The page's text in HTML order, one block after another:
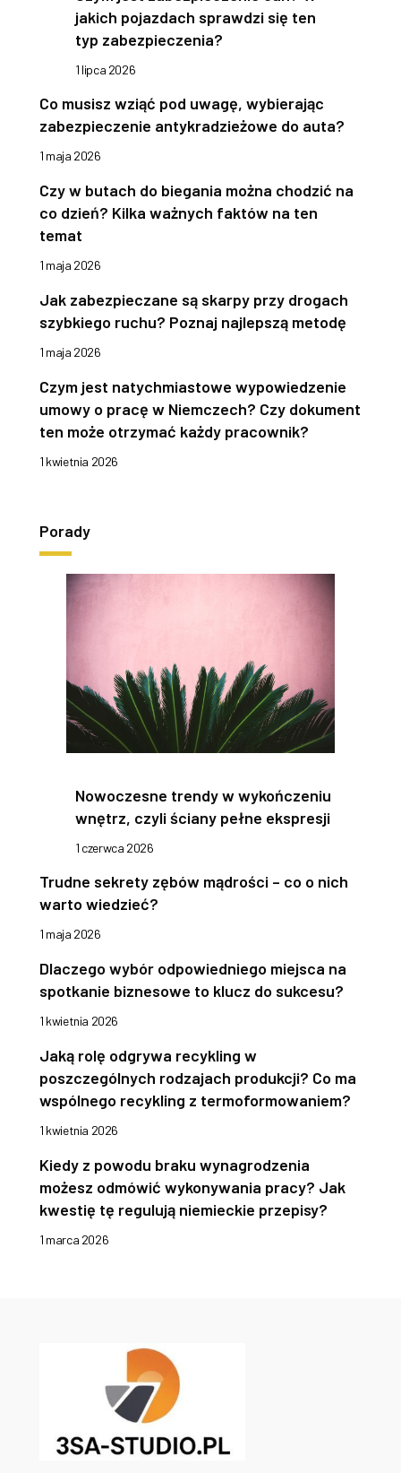
jakich pojazdach sprawdzi się ten
typ zabezpieczenia?
1 lipca 2026
Co musisz wziąć pod uwagę, wybierając
zabezpieczenie antykradzieżowe do auta?
1 maja 2026
Czy w butach do biegania można chodzić na
co dzień? Kilka ważnych faktów na ten
temat
1 maja 2026
Jak zabezpieczane są skarpy przy drogach
szybkiego ruchu? Poznaj najlepszą metodę
1 maja 2026
Czym jest natychmiastowe wypowiedzenie
umowy o pracę w Niemczech? Czy dokument
ten może otrzymać każdy pracownik?
1 kwietnia 2026
Porady
Nowoczesne trendy w wykończeniu
wnętrz, czyli ściany pełne ekspresji
1 czerwca 2026
Trudne sekrety zębów mądrości – co o nich
warto wiedzieć?
1 maja 2026
Dlaczego wybór odpowiedniego miejsca na
spotkanie biznesowe to klucz do sukcesu?
1 kwietnia 2026
Jaką rolę odgrywa recykling w
poszczególnych rodzajach produkcji? Co ma
wspólnego recykling z termoformowaniem?
1 kwietnia 2026
Kiedy z powodu braku wynagrodzenia
możesz odmówić wykonywania pracy? Jak
kwestię tę regulują niemieckie przepisy?
1 marca 2026